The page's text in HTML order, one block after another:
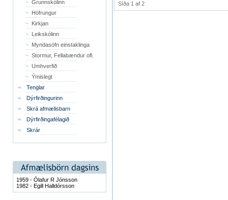
Grunnskólinn
Höfrungur
Kirkjan
Leikskólinn
Myndasöfn einstaklinga
Stormur, Fellabændur ofl.
Umhverfið
Ýmislegt
Tenglar
Dýrfirðingurinn
Skrá afmælisbarn
Dýrfirðingafélagið
Skrár
1959 - Ólafur R Jónsson
1982 - Egill Halldórsson
Síða 1 af 2